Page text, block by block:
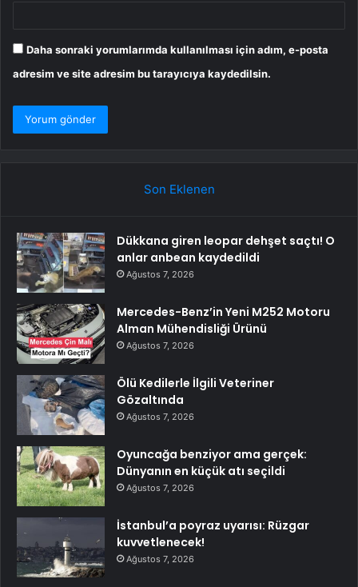
Daha sonraki yorumlarımda kullanılması için adım, e-posta
adresim ve site adresim bu tarayıcıya kaydedilsin.
Son Eklenen
Dükkana giren leopar dehşet saçtı! O
anlar anbean kaydedildi
Ağustos 7, 2026
Mercedes-Benz’in Yeni M252 Motoru
Alman Mühendisliği Ürünü
Ağustos 7, 2026
Ölü Kedilerle İlgili Veteriner
Gözaltında
Ağustos 7, 2026
Oyuncağa benziyor ama gerçek:
Dünyanın en küçük atı seçildi
Ağustos 7, 2026
İstanbul’a poyraz uyarısı: Rüzgar
kuvvetlenecek!
Ağustos 7, 2026